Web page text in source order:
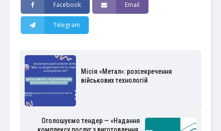
Facebook Email
Telegram
Місія «Метал»: розсекречення
військових технологій
Оголошуємо тендер — «Надання